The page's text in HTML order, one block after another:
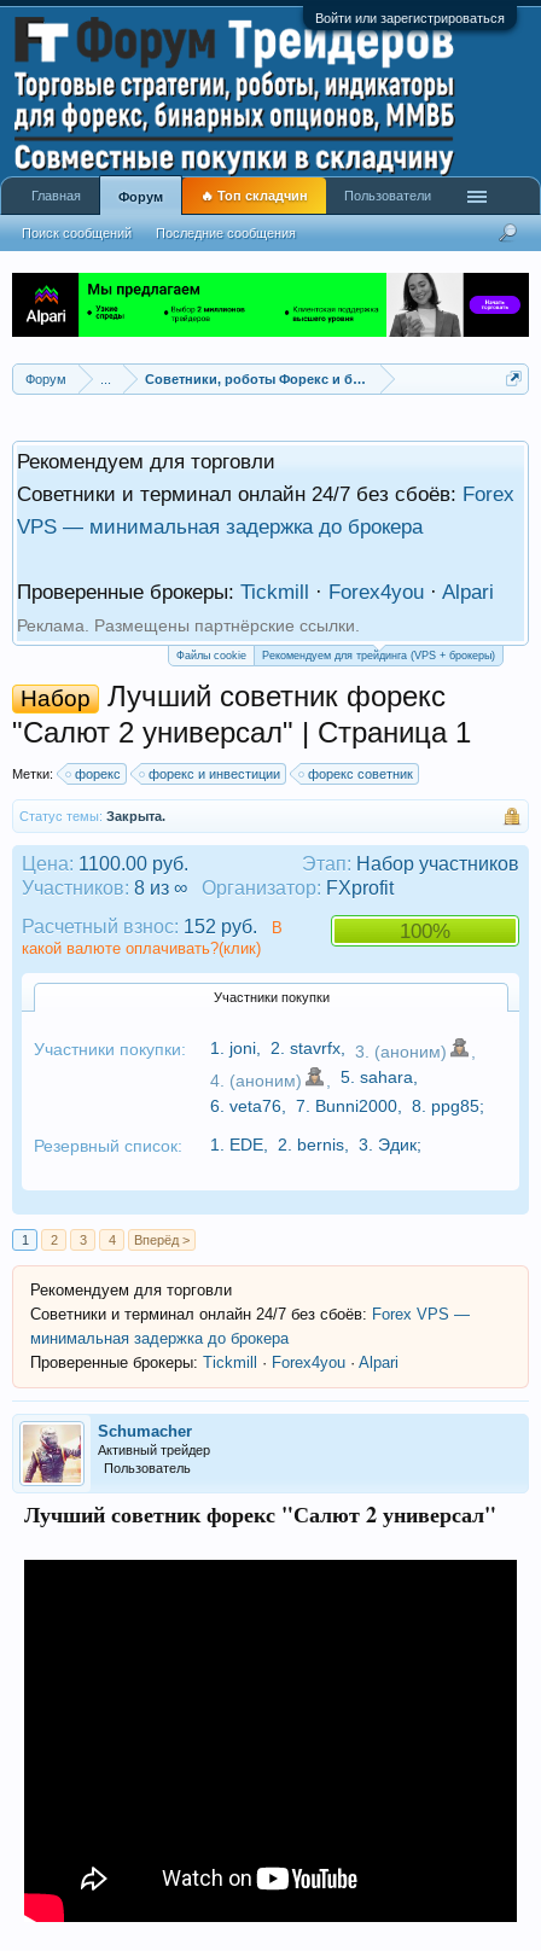
Войти или зарегистрироваться
Форум Советники, роботы Форекс и бинарных опционов
Рекомендуем для торговли
Советники и терминал онлайн 24/7 без сбоёв: Forex
VPS — минимальная задержка до брокера
Проверенные брокеры: Tickmill · Forex4you · Alpari
Реклама. Размещены партнёрские ссылки.
Файлы cookie Рекомендуем для трейдинга (VPS + брокеры)
Набор
Лучший советник форекс
"Салют 2 универсал" | Страница 1
Метки: форекс форекс и инвестиции форекс советник
Статус темы: Закрыта.
Этап: Набор участников
Цена: 1100.00 руб.
Участников: 8 из ∞ Организатор: FXprofit
100%
Расчетный взнос: 152 руб.
В
какой валюте оплачивать?(клик)
Участники покупки
Участники покупки: 1. joni 2. stavrfx 3. (аноним)
4. (аноним)
5. sahara
6. veta76 7. Bunni2000 8. ppg85;
Резервный список: 1. EDE 2. bernis 3. Эдик;
1 2 3 4 Вперёд >
Рекомендуем для торговли
Советники и терминал онлайн 24/7 без сбоёв: Forex VPS —
минимальная задержка до брокера
Проверенные брокеры: Tickmill · Forex4you · Alpari
Schumacher
Активный трейдер
Пользователь
Лучший советник форекс "Салют 2 универсал"
Главная Форум
Поиск сообщений Последние сообщения
🔥 Топ складчин Пользователи